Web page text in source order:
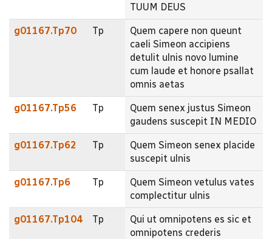
TUUM DEUS
g01167.Tp70 Tp
Quem capere non queunt
caeli Simeon accipiens
detulit ulnis novo lumine
cum laude et honore psallat
omnis aetas
g01167.Tp56 Tp
Quem senex justus Simeon
gaudens suscepit IN MEDIO
g01167.Tp62 Tp
Quem Simeon senex placide
suscepit ulnis
g01167.Tp6 Tp
Quem Simeon vetulus vates
complectitur ulnis
g01167.Tp104 Tp
Qui ut omnipotens es sic et
omnipotens crederis